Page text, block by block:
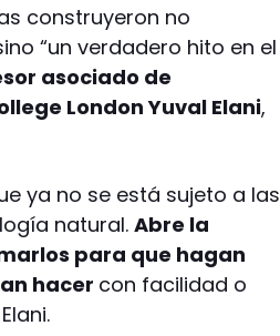
construyeron no
“un verdadero hito en el
asociado de
London Yuval Elani,
ya no se está sujeto a las
natural.Abre la
para que hagan
hacer con facilidad o